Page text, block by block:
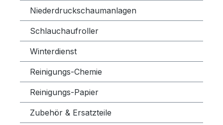
Niederdruckschaumanlagen
Schlauchaufroller
Winterdienst
Reinigungs-Chemie
Reinigungs-Papier
Zubehör & Ersatzteile